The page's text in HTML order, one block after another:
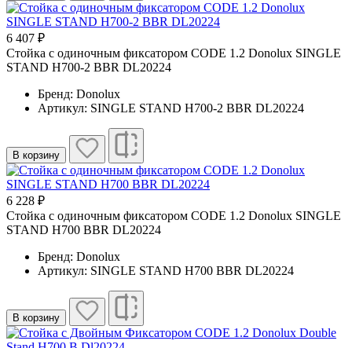
6 407 ₽
Cтойка с одиночным фиксатором CODE 1.2 Donolux SINGLE
STAND H700-2 BBR DL20224
Бренд: Donolux
Артикул: SINGLE STAND H700-2 BBR DL20224
В корзину
6 228 ₽
Cтойка с одиночным фиксатором CODE 1.2 Donolux SINGLE
STAND H700 BBR DL20224
Бренд: Donolux
Артикул: SINGLE STAND H700 BBR DL20224
В корзину